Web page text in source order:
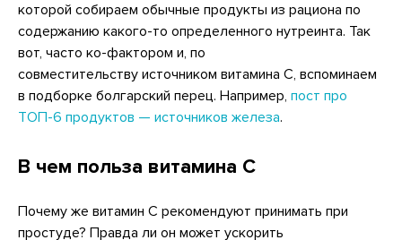
которой собираем обычные продукты из рациона по
содержанию какого-то определенного нутреинта. Так
вот, часто ко-фактором и, по
совместительству источником витамина С, вспоминаем
в подборке болгарский перец. Например, пост про
ТОП-6 продуктов — источников железа.
В чем польза витамина С
Почему же витамин C рекомендуют принимать при
простуде? Правда ли он может ускорить